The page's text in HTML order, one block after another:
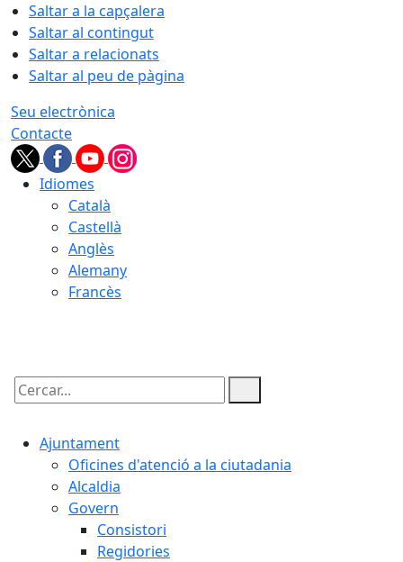
Saltar a la capçalera
Saltar al contingut
Saltar a relacionats
Saltar al peu de pàgina
Seu electrònica
Contacte
Idiomes
Català
Castellà
Anglès
Alemany
Francès
Cercar:
Ajuntament
Oficines d'atenció a la ciutadania
Alcaldia
Govern
Consistori
Regidories